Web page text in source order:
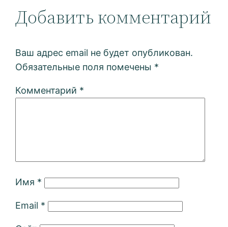
Добавить комментарий
Ваш адрес email не будет опубликован.
Обязательные поля помечены *
Комментарий *
Имя *
Email *